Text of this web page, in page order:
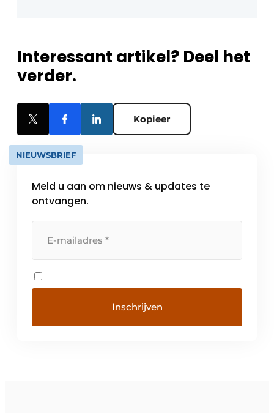
Interessant artikel? Deel het
verder.
Kopieer
NIEUWSBRIEF
Meld u aan om nieuws & updates te
ontvangen.